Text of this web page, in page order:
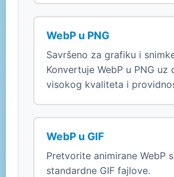
WebP u PNG
Savršeno za grafiku i
Konvertuje WebP u PNG uz
visokog kvaliteta i
WebP u GIF
Pretvorite animirane WebP
standardne GIF fajlove.